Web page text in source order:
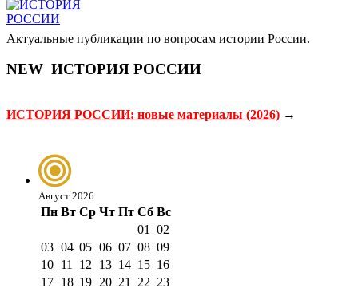
Актуальные публикации по вопросам истории России.
NEW ИСТОРИЯ РОССИИ
ИСТОРИЯ РОССИИ: новые материалы (2026) →
Август 2026
Пн Вт Ср Чт Пт Сб Вс
01
02
03 04 05 06 07 08 09
10 11 12 13 14 15 16
17 18 19 20 21 22 23